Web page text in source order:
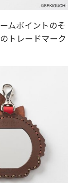
ムポイントのそ
トレードマーク